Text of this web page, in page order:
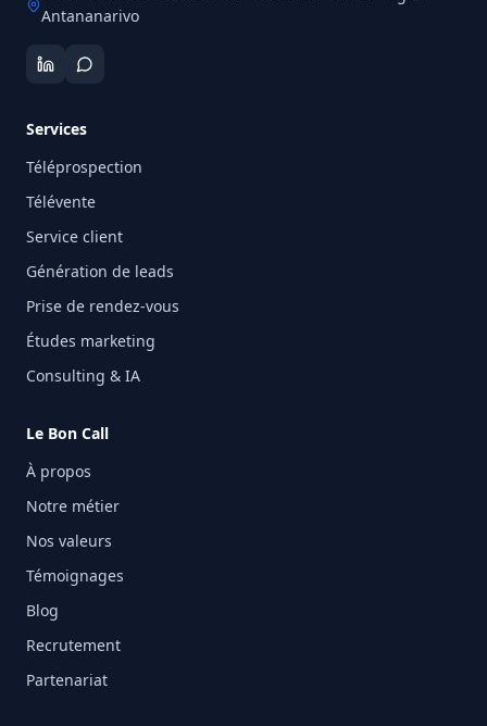
Antananarivo
Services
Téléprospection
Télévente
Service client
Génération de leads
Prise de rendez-vous
Études marketing
Consulting & IA
Le Bon Call
À propos
Notre métier
Nos valeurs
Témoignages
Blog
Recrutement
Partenariat